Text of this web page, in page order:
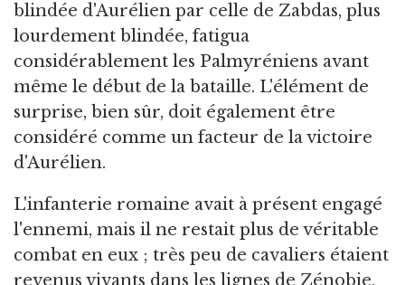
blindée d'Aurélien par celle de Zabdas, plus
lourdement blindée, fatigua
considérablement les Palmyréniens avant
même le début de la bataille. L'élément de
surprise, bien sûr, doit également être
considéré comme un facteur de la victoire
d'Aurélien.
L'infanterie romaine avait à présent engagé
l'ennemi, mais il ne restait plus de véritable
combat en eux ; très peu de cavaliers étaient
revenus vivants dans les lignes de Zénobie.